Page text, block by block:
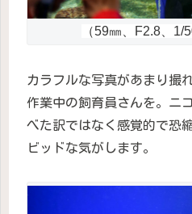
（59㎜、F2.8、1/
カラフルな写真があまり撮
作業中の飼育員さんを。ニ
べた訳ではなく感覚的で恐
ビッドな気がします。